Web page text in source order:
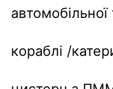
кораблі /